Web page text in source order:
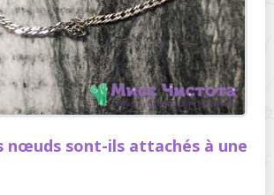
nœuds sont-ils attachés à une